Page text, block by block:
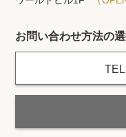
お問い合わせ方法の
TEL